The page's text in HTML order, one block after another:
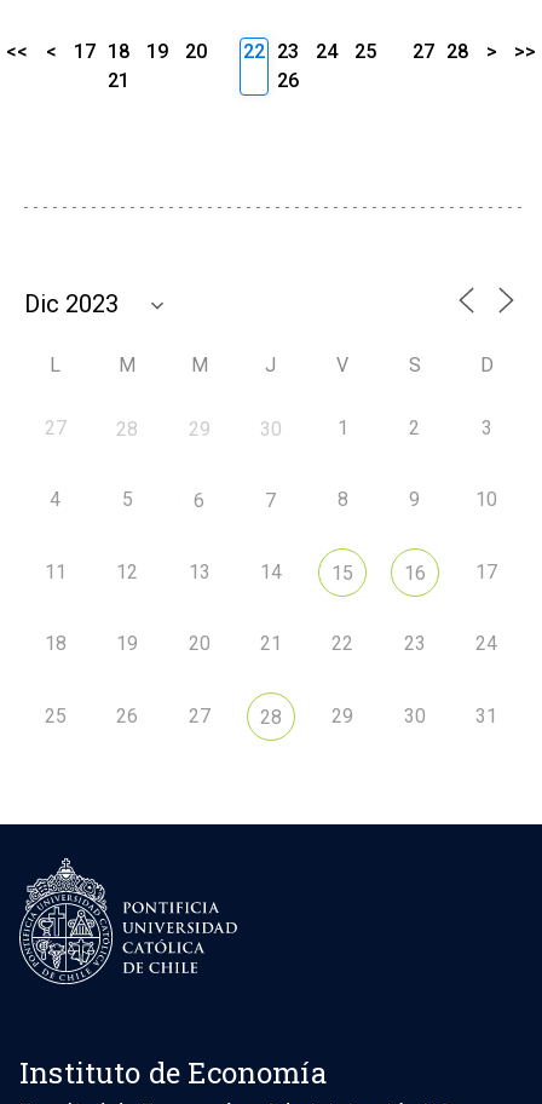
<< < 17 18 19
20
21
22 23 24
25
26
27 28 > >>
L M M J V S D
27 28 29 30 1 2 3
4 5 6 7 8 9 10
11 12 13 14 15 16 17
18 19 20 21 22 23 24
25 26 27 28 29 30 31
Instituto de Economía